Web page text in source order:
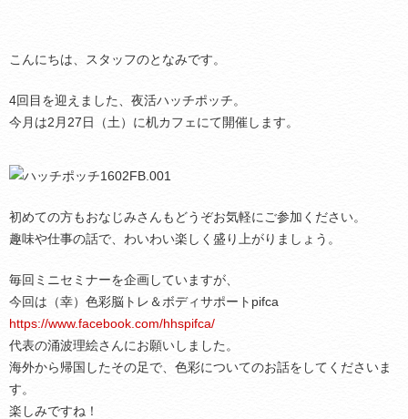
こんにちは、スタッフのとなみです。
4回目を迎えました、夜活ハッチポッチ。
今月は2月27日（土）に机カフェにて開催します。
初めての方もおなじみさんもどうぞお気軽にご参加ください。
趣味や仕事の話で、わいわい楽しく盛り上がりましょう。
毎回ミニセミナーを企画していますが、
今回は（幸）色彩脳トレ＆ボディサポートpifca
https://www.facebook.com/hhspifca/
代表の涌波理絵さんにお願いしました。
海外から帰国したその足で、色彩についてのお話をしてくださいま
す。
楽しみですね！